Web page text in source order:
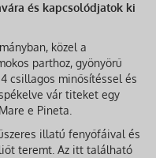
és kapcsolódjatok ki
közel a
parthoz, gyönyörű
csillagos minősítéssel és
vár titeket egy
e Pineta.
illatú fenyőfáival és
teremt. Az itt található